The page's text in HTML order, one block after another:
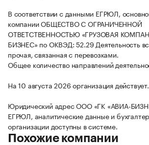
В соответствии с данными ЕГРЮЛ,
компании ОБЩЕСТВО С ОГРАНИЧЕННОЙ
ОТВЕТСТВЕННОСТЬЮ «ГРУЗОВАЯ
БИЗНЕС» по ОКВЭД: 52.29 Деятельность
прочая, связанная с перевозками.
Общее количество направлений
На 10 августа 2026 организация действует.
Юридический адрес ООО «ГК «АВИА-
ЕГРЮЛ, аналитические данные и
организации доступны в системе.
Похожие компании